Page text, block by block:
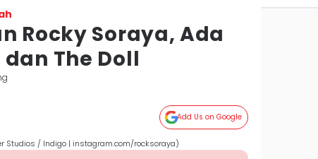
Rocky Soraya, Ada
The Doll
Add Us on Google
Studios / Indigo | instagram.com/rocksoraya)